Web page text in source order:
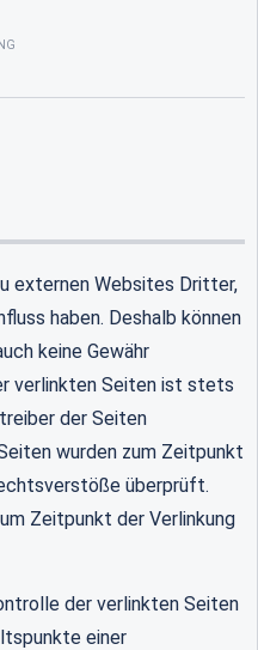
externen Websites Dritter,
haben. Deshalb können
keine Gewähr
verlinkten Seiten ist stets
der Seiten
wurden zum Zeitpunkt
überprüft.
Zeitpunkt der Verlinkung
der verlinkten Seiten
einer